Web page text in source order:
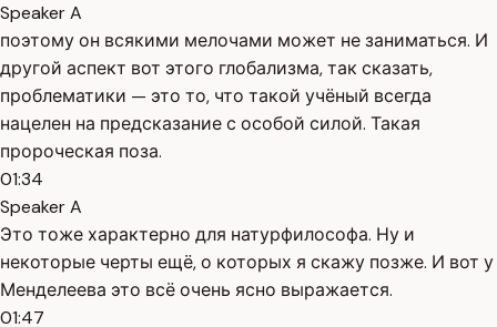
Speaker A
поэтому он всякими мелочами может не заниматься. И
другой аспект вот этого глобализма, так сказать,
проблематики — это то, что такой учёный всегда
нацелен на предсказание с особой силой. Такая
пророческая поза.
01:34
Speaker A
Это тоже характерно для натурфилософа. Ну и
некоторые черты ещё, о которых я скажу позже. И вот у
Менделеева это всё очень ясно выражается.
01:47